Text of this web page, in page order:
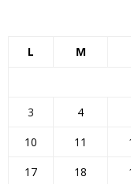
L M
3
4
10
11
17
18